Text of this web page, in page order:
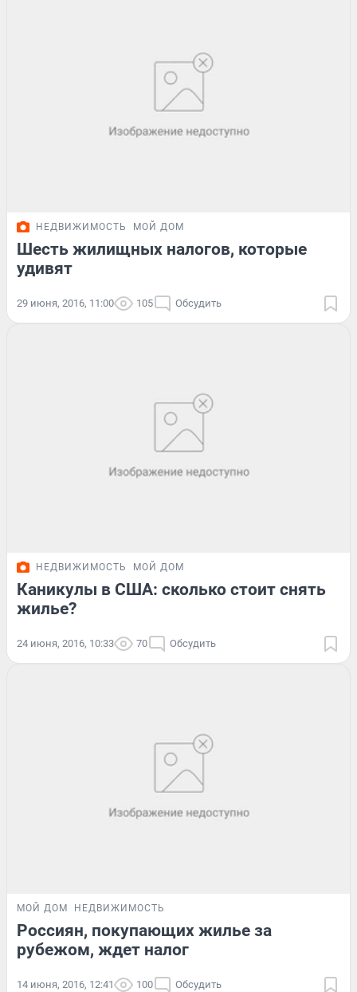
НЕДВИЖИМОСТЬ МОЙ ДОМ
Шесть жилищных налогов, которые
удивят
29 июня, 2016, 11:00 105 Обсудить
НЕДВИЖИМОСТЬ МОЙ ДОМ
Каникулы в США: сколько стоит снять
жилье?
24 июня, 2016, 10:33 70 Обсудить
МОЙ ДОМ НЕДВИЖИМОСТЬ
Россиян, покупающих жилье за
рубежом, ждет налог
14 июня, 2016, 12:41 100 Обсудить